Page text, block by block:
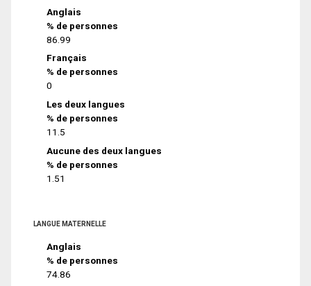
Anglais
% de personnes
86.99
Français
% de personnes
0
Les deux langues
% de personnes
11.5
Aucune des deux langues
% de personnes
1.51
LANGUE MATERNELLE
Anglais
% de personnes
74.86